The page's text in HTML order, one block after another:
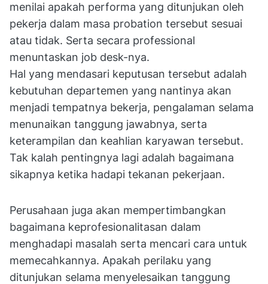
menilai apakah performa yang ditunjukan oleh
pekerja dalam masa probation tersebut sesuai
atau tidak. Serta secara professional
menuntaskan job desk-nya.
Hal yang mendasari keputusan tersebut adalah
kebutuhan departemen yang nantinya akan
menjadi tempatnya bekerja, pengalaman selama
menunaikan tanggung jawabnya, serta
keterampilan dan keahlian karyawan tersebut.
Tak kalah pentingnya lagi adalah bagaimana
sikapnya ketika hadapi tekanan pekerjaan.
Perusahaan juga akan mempertimbangkan
bagaimana keprofesionalitasan dalam
menghadapi masalah serta mencari cara untuk
memecahkannya. Apakah perilaku yang
ditunjukan selama menyelesaikan tanggung